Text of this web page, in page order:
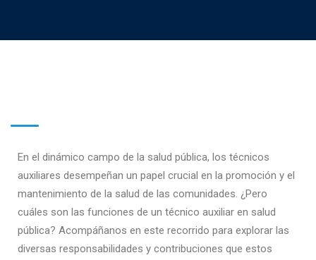
En el dinámico campo de la salud pública, los técnicos
auxiliares desempeñan un papel crucial en la promoción y el
mantenimiento de la salud de las comunidades. ¿Pero
cuáles son las funciones de un técnico auxiliar en salud
pública? Acompáñanos en este recorrido para explorar las
diversas responsabilidades y contribuciones que estos